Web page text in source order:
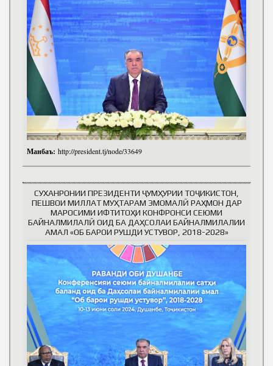
Манбаъ: http://president.tj/node/33649
СУХАНРОНИИ ПРЕЗИДЕНТИ ҶУМҲУРИИ ТОҶИКИСТОН,
ПЕШВОИ МИЛЛАТ МУҲТАРАМ ЭМОМАЛӢ РАҲМОН ДАР
МАРОСИМИ ИФТИТОҲИ КОНФРОНСИ СЕЮМИ
БАЙНАЛМИЛАЛӢ ОИД БА ДАҲСОЛАИ БАЙНАЛМИЛАЛИИ
АМАЛ «ОБ БАРОИ РУШДИ УСТУВОР, 2018-2028»